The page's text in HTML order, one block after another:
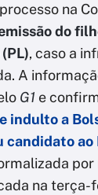
na
do
, caso a
A
G1 e
indulto a
candidato
por
na terça-